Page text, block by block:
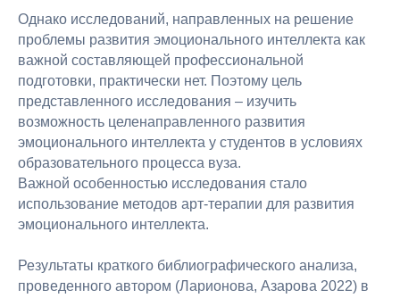
Однако исследований, направленных на решение
проблемы развития эмоционального интеллекта как
важной составляющей профессиональной
подготовки, практически нет. Поэтому цель
представленного исследования – изучить
возможность целенаправленного развития
эмоционального интеллекта у студентов в условиях
образовательного процесса вуза.
Важной особенностью исследования стало
использование методов арт-терапии для развития
эмоционального интеллекта.
Результаты краткого библиографического анализа,
проведенного автором (Ларионова, Азарова 2022) в